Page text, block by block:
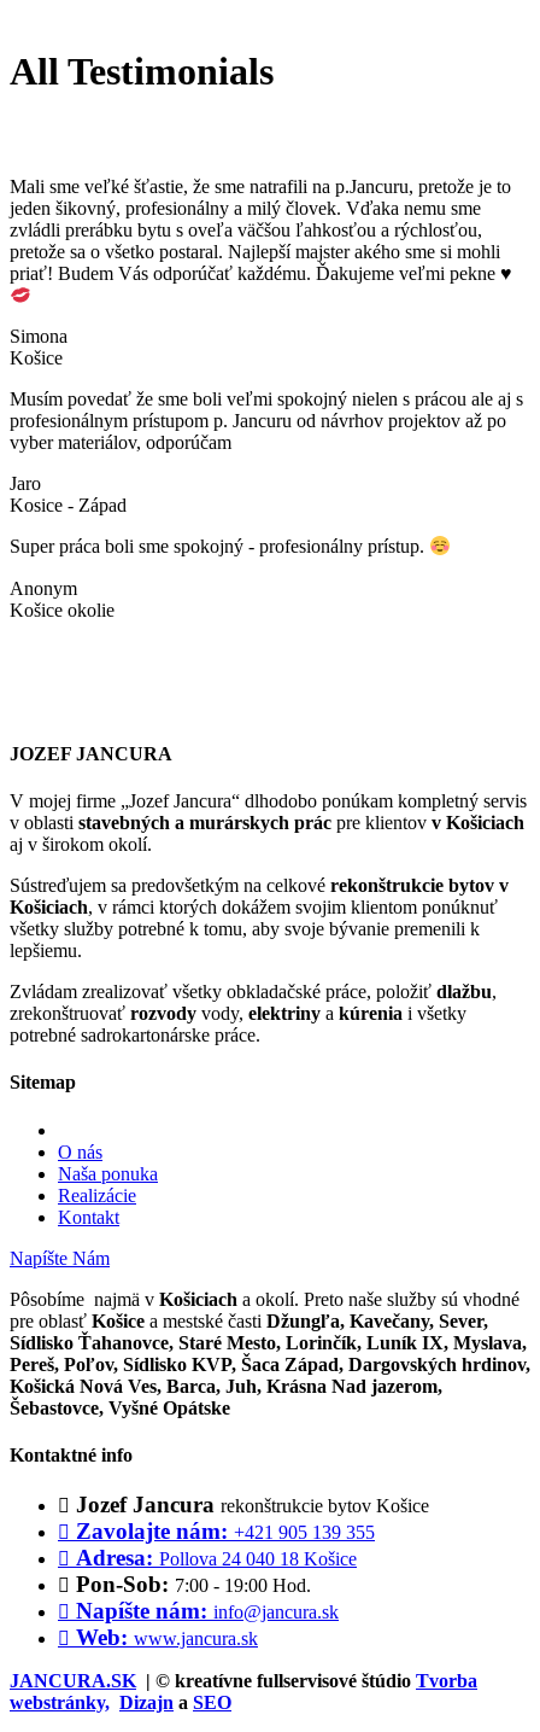
All Testimonials
Mali sme veľké šťastie, že sme natrafili na p.Jancuru, pretože je to
jeden šikovný, profesionálny a milý človek. Vďaka nemu sme
zvládli prerábku bytu s oveľa väčšou ľahkosťou a rýchlosťou,
pretože sa o všetko postaral. Najlepší majster akého sme si mohli
priať! Budem Vás odporúčať každému. Ďakujeme veľmi pekne ♥
Simona
Košice
Musím povedať že sme boli veľmi spokojný nielen s prácou ale aj s
profesionálnym prístupom p. Jancuru od návrhov projektov až po
vyber materiálov, odporúčam
Jaro
Kosice - Západ
Super práca boli sme spokojný - profesionálny prístup.
Anonym
Košice okolie
JOZEF JANCURA
V mojej firme „Jozef Jancura“ dlhodobo ponúkam kompletný servis
v oblasti stavebných a murárskych prác pre klientov v Košiciach
aj v širokom okolí.
Sústreďujem sa predovšetkým na celkové rekonštrukcie bytov v
Košiciach, v rámci ktorých dokážem svojim klientom ponúknuť
všetky služby potrebné k tomu, aby svoje bývanie premenili k
lepšiemu.
Zvládam zrealizovať všetky obkladačské práce, položiť dlažbu,
zrekonštruovať rozvody vody, elektriny a kúrenia i všetky
potrebné sadrokartonárske práce.
Sitemap
O nás
Naša ponuka
Realizácie
Kontakt
Napíšte Nám
Pôsobíme najmä v Košiciach a okolí. Preto naše služby sú vhodné
pre oblasť Košice a mestské časti Džungľa, Kavečany, Sever,
Sídlisko Ťahanovce, Staré Mesto, Lorinčík, Luník IX, Myslava,
Pereš, Poľov, Sídlisko KVP, Šaca Západ, Dargovských hrdinov,
Košická Nová Ves, Barca, Juh, Krásna Nad jazerom,
Šebastovce, Vyšné Opátske
Kontaktné info
Jozef Jancura rekonštrukcie bytov Košice
Zavolajte nám: +421 905 139 355
Adresa: Pollova 24 040 18 Košice
Pon-Sob: 7:00 - 19:00 Hod.
Napíšte nám: info@jancura.sk
Web: www.jancura.sk
JANCURA.SK | © kreatívne fullservisové štúdio Tvorba
webstránky, Dizajn a SEO